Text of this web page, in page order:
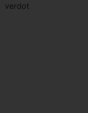
verdot